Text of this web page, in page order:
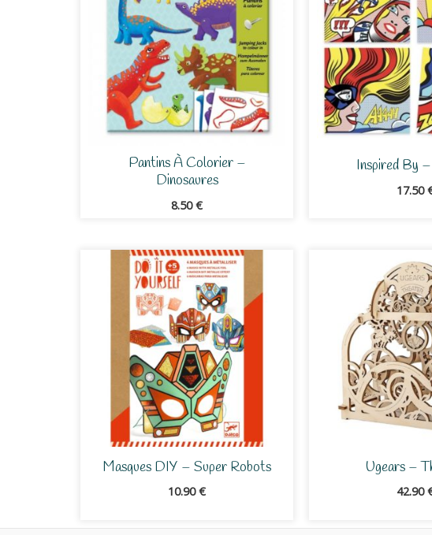
Pantins À Colorier –
Dinosaures
8.50€
Inspired By
17.50
Masques DIY – Super Robots
10.90€
Ugears –
42.90